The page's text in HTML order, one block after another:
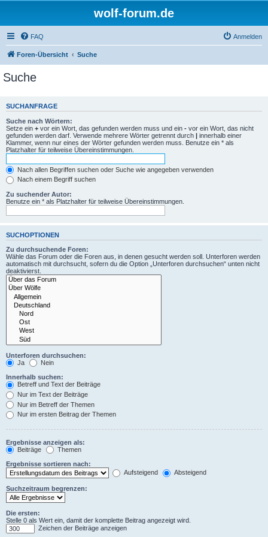
wolf-forum.de
FAQ Anmelden
Foren-Übersicht Suche
Suche
SUCHANFRAGE
Suche nach Wörtern:
Setze ein + vor ein Wort, das gefunden werden muss und ein - vor ein Wort, das nicht
gefunden werden darf. Verwende mehrere Wörter getrennt durch | innerhalb einer
Klammer, wenn nur eines der Wörter gefunden werden muss. Benutze ein * als
Platzhalter für teilweise Übereinstimmungen.
Nach allen Begriffen suchen oder Suche wie angegeben verwenden
Nach einem Begriff suchen
Zu suchender Autor:
Benutze ein * als Platzhalter für teilweise Übereinstimmungen.
SUCHOPTIONEN
Zu durchsuchende Foren:
Wähle das Forum oder die Foren aus, in denen gesucht werden soll. Unterforen werden
automatisch mit durchsucht, sofern du die Option „Unterforen durchsuchen“ unten nicht
deaktivierst.
Unterforen durchsuchen:
Ja
Nein
Innerhalb suchen:
Betreff und Text der Beiträge
Nur im Text der Beiträge
Nur im Betreff der Themen
Nur im ersten Beitrag der Themen
Ergebnisse anzeigen als:
Beiträge
Themen
Ergebnisse sortieren nach:
Aufsteigend
Absteigend
Suchzeitraum begrenzen:
Die ersten:
Stelle 0 als Wert ein, damit der komplette Beitrag angezeigt wird.
Zeichen der Beiträge anzeigen